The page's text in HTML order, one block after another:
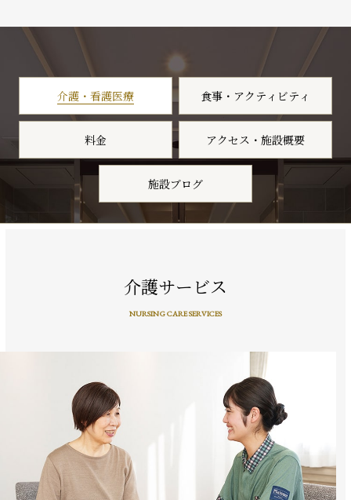
介護・看護医療 食事・アクティビティ
料金 アクセス・施設概要
施設ブログ
介護サービス
NURSING CARE SERVICES